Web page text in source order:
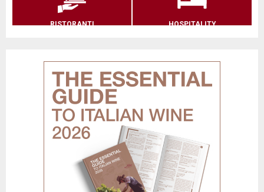
RISTORANTI HOSPITALITY